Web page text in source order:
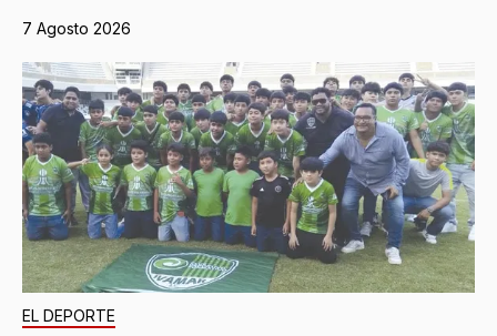
7 Agosto 2026
EL DEPORTE